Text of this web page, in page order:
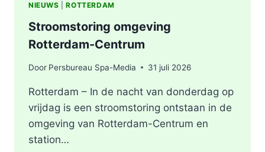
NIEUWS |ROTTERDAM
Stroomstoring omgeving
Rotterdam-Centrum
Door Persbureau Spa-Media 31 juli 2026
Rotterdam – In de nacht van donderdag op
vrijdag is een stroomstoring ontstaan in de
omgeving van Rotterdam-Centrum en
station…